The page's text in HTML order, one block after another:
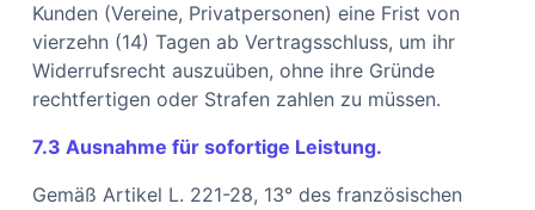
Kunden (Vereine, Privatpersonen) eine Frist von
vierzehn (14) Tagen ab Vertragsschluss, um ihr
Widerrufsrecht auszuüben, ohne ihre Gründe
rechtfertigen oder Strafen zahlen zu müssen.
7.3 Ausnahme für sofortige Leistung.
Gemäß Artikel L. 221-28, 13° des französischen